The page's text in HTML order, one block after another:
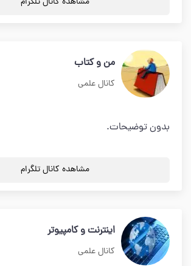
من و کتاب
کانال علمی
بدون توضیحات.
مشاهده کانال تلگرام
اینترنت و کامپیوتر
کانال علمی